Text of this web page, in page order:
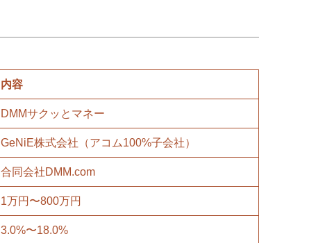
内容
DMMサクッとマネー
GeNiE株式会社（アコム100%子会社）
合同会社DMM.com
1万円〜800万円
3.0%〜18.0%